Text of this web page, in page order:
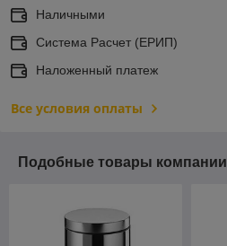
Наличными
Система Расчет (ЕРИП)
Наложенный платеж
Все условия оплаты
Подобные товары компании